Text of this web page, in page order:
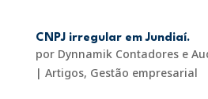
CNPJ irregular em Jundiaí.
por Dynnamik Contadores e
| Artigos, Gestão empresarial